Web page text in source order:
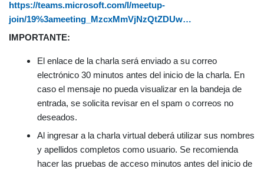
https://teams.microsoft.com/l/meetup-
join/19%3ameeting_MzcxMmVjNzQtZDUw…
IMPORTANTE:
El enlace de la charla será enviado a su correo
electrónico 30 minutos antes del inicio de la charla. En
caso el mensaje no pueda visualizar en la bandeja de
entrada, se solicita revisar en el spam o correos no
deseados.
Al ingresar a la charla virtual deberá utilizar sus nombres
y apellidos completos como usuario. Se recomienda
hacer las pruebas de acceso minutos antes del inicio de